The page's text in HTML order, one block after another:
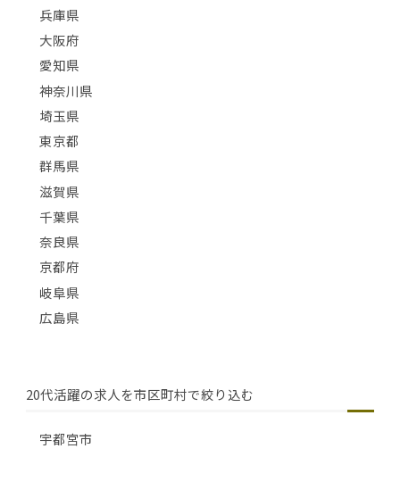
兵庫県
大阪府
愛知県
神奈川県
埼玉県
東京都
群馬県
滋賀県
千葉県
奈良県
京都府
岐阜県
広島県
20代活躍の求人を市区町村で絞り込む
宇都宮市